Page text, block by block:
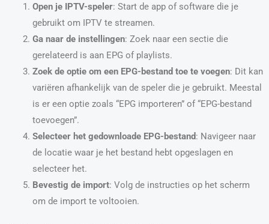
Open je IPTV-speler: Start de app of software die je
gebruikt om IPTV te streamen.
Ga naar de instellingen: Zoek naar een sectie die
gerelateerd is aan EPG of playlists.
Zoek de optie om een EPG-bestand toe te voegen: Dit kan
variëren afhankelijk van de speler die je gebruikt. Meestal
is er een optie zoals “EPG importeren” of “EPG-bestand
toevoegen”.
Selecteer het gedownloade EPG-bestand: Navigeer naar
de locatie waar je het bestand hebt opgeslagen en
selecteer het.
Bevestig de import: Volg de instructies op het scherm
om de import te voltooien.